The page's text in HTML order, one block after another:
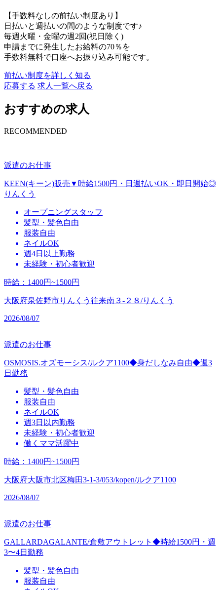
【手数料なしの前払い制度あり】
日払いと週払いの間のような制度です♪
毎週火曜・金曜の週2回(祝日除く)
申請までに発生したお給料の70％を
手数料無料で口座へお振り込み可能です。
前払い制度を詳しく知る
応募する 求人一覧へ戻る
おすすめの求人
RECOMMENDED
派遣のお仕事
KEEN(キーン)販売▼時給1500円・日週払いOK・即日開始◎
りんくう
オープニングスタッフ
髪型・髪色自由
服装自由
ネイルOK
週4日以上勤務
未経験・初心者歓迎
時給 ： 1400円~1500円
大阪府泉佐野市りんくう往来南３‐２８/りんくう
2026/08/07
派遣のお仕事
OSMOSIS.オズモーシス/ルクア1100◆身だしなみ自由◆週3
日勤務
髪型・髪色自由
服装自由
ネイルOK
週3日以内勤務
未経験・初心者歓迎
働くママ活躍中
時給 ： 1400円~1500円
大阪府大阪市北区梅田3-1-3/053/kopen/ルクア1100
2026/08/07
派遣のお仕事
GALLARDAGALANTE/倉敷アウトレット◆時給1500円・週
3〜4日勤務
髪型・髪色自由
服装自由